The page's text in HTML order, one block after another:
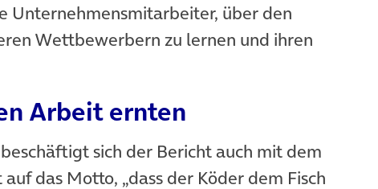
Unternehmensmitarbeiter, über den
Wettbewerbern zu lernen und ihren
Arbeit ernten
sich der Bericht auch mit dem
das Motto, „dass der Köder dem Fisch